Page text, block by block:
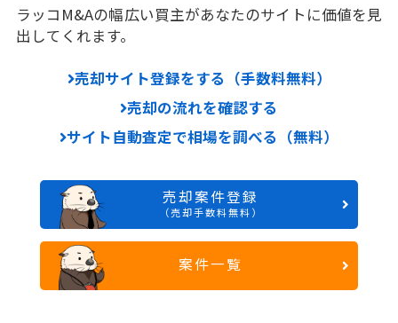
ラッコM&Aの幅広い買主があなたのサイトに価値を見
出してくれます。
売却サイト登録をする（手数料無料）
売却の流れを確認する
サイト自動査定で相場を調べる（無料）
売却案件登録
（売却手数料無料）
案件一覧